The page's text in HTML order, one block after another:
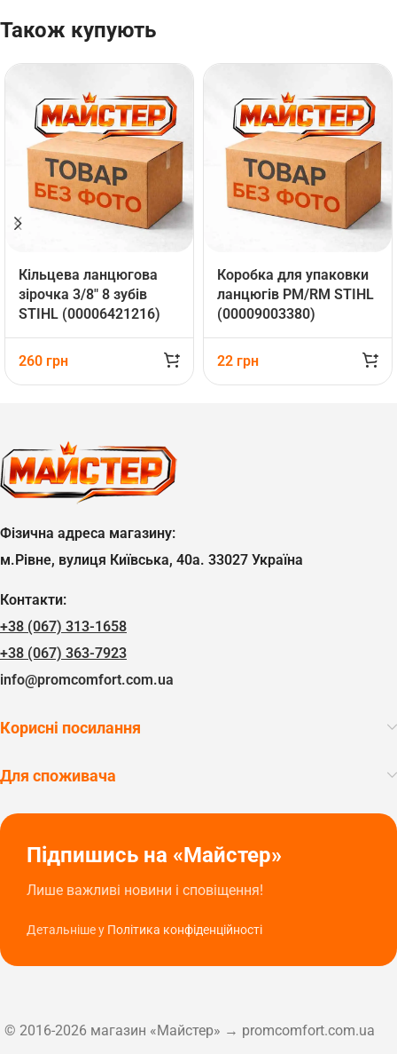
Також купують
Кільцева ланцюгова
зірочка 3/8″ 8 зубів
STIHL (00006421216)
260 грн
Коробка для упаковки
ланцюгів PM/RM STIHL
(00009003380)
22 грн
Фізична адреса магазину:
м.Рівне, вулиця Київська, 40а. 33027 Україна
Контакти:
+38 (067) 313-1658
+38 (067) 363-7923
info@promcomfort.com.ua
Корисні посилання
Для споживача
Підпишись на «Майстер»
Лише важливі новини і сповіщення!
Детальніше у Політика конфіденційності
© 2016-2026 магазин «Майстер» → promcomfort.com.ua